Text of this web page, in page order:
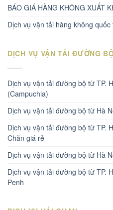
BÁO GIÁ HÀNG KHÔNG XUẤT
Dịch vụ vận tải hàng không
DỊCH VỤ VẬN TẢI ĐƯỜNG
Dịch vụ vận tải đường bộ từ TP.
(Campuchia)
Dịch vụ vận tải đường bộ từ Hà
Dịch vụ vận tải đường bộ từ TP.
Chăn giá rẻ
Dịch vụ vận tải đường bộ từ Hà
Dịch vụ vận tải đường bộ từ TP.
Penh